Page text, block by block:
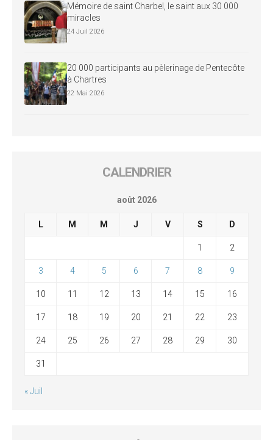
Mémoire de saint Charbel, le saint aux 30 000
miracles
24 Juil 2026
20 000 participants au pèlerinage de Pentecôte
à Chartres
22 Mai 2026
CALENDRIER
août 2026
L M M J V S D
1 2
3 4 5 6 7 8 9
10 11 12 13 14 15 16
17 18 19 20 21 22 23
24 25 26 27 28 29 30
31
« Juil